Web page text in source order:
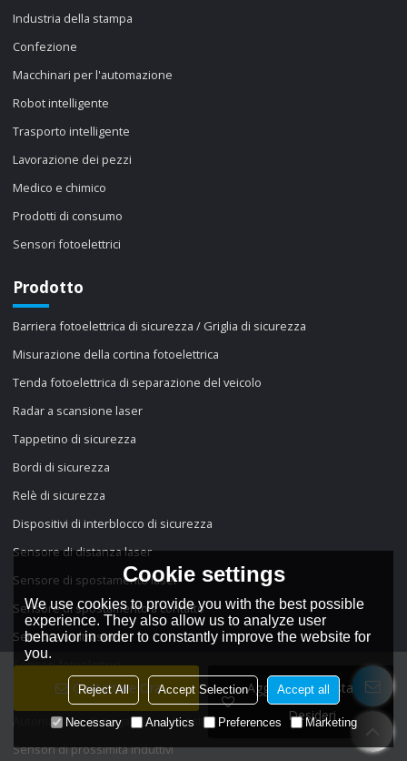
Contattare Ora
Aggiungi Alla Lista Dei
Desideri
Industria della stampa
Confezione
Macchinari per l'automazione
Robot intelligente
Trasporto intelligente
Lavorazione dei pezzi
Medico e chimico
Prodotti di consumo
Sensori fotoelettrici
Prodotto
Barriera fotoelettrica di sicurezza / Griglia di sicurezza
Misurazione della cortina fotoelettrica
Tenda fotoelettrica di separazione del veicolo
Radar a scansione laser
Tappetino di sicurezza
Bordi di sicurezza
Relè di sicurezza
Dispositivi di interblocco di sicurezza
Sensore di distanza laser
Sensore di spostamento laser
Sensore di spostamento a contatto
Sensore a ultrasuoni
Sensori fotoelettrici
Sensori di colore
Automazione di magazzino e logistica
Sensori di prossimità induttivi
Cookie settings
We use cookies to provide you with the best possible
experience. They also allow us to analyze user
behavior in order to constantly improve the website for
you.
Reject All Accept Selection Accept all
Necessary Analytics Preferences Marketing